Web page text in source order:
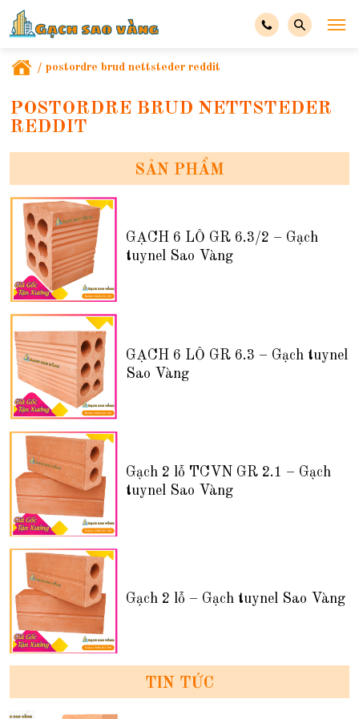
/ postordre brud nettsteder reddit
POSTORDRE BRUD NETTSTEDER
REDDIT
SẢN PHẨM
GẠCH 6 LỖ GR 6.3/2 – Gạch
tuynel Sao Vàng
GẠCH 6 LỖ GR 6.3 – Gạch tuynel
Sao Vàng
Gạch 2 lỗ TCVN GR 2.1 – Gạch
tuynel Sao Vàng
Gạch 2 lỗ – Gạch tuynel Sao Vàng
TIN TỨC